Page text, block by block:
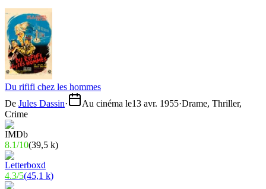
Du rififi chez les hommes
De Jules Dassin· Au cinéma le13 avr. 1955·Drame, Thriller,
Crime
8.1/10(39,5 k)
4.3/5(45,1 k)